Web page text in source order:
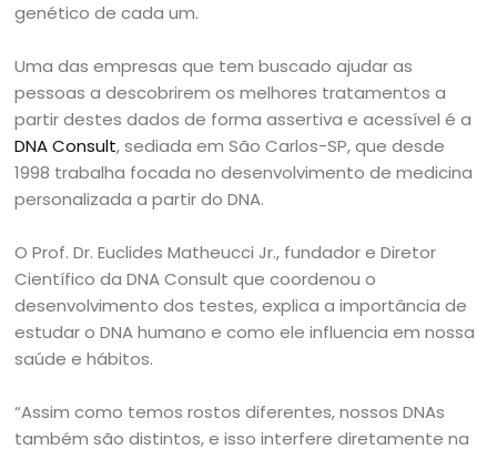
genético de cada um.
Uma das empresas que tem buscado ajudar as
pessoas a descobrirem os melhores tratamentos a
partir destes dados de forma assertiva e acessível é a
DNA Consult, sediada em São Carlos-SP, que desde
1998 trabalha focada no desenvolvimento de medicina
personalizada a partir do DNA.
O Prof. Dr. Euclides Matheucci Jr., fundador e Diretor
Científico da DNA Consult que coordenou o
desenvolvimento dos testes, explica a importância de
estudar o DNA humano e como ele influencia em nossa
saúde e hábitos.
“Assim como temos rostos diferentes, nossos DNAs
também são distintos, e isso interfere diretamente na